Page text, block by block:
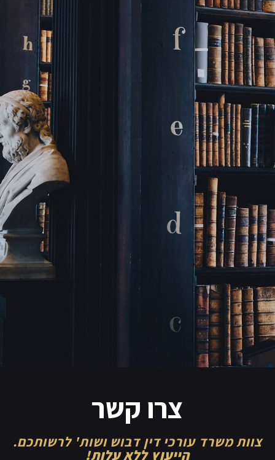
צרו קשר
צוות משרד עורכי דין דבוש ושות' לרשותכם.
הייעוץ ללא עלות!